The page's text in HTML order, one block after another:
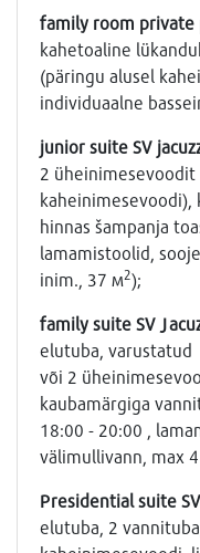
family room private
kahetoaline
(päringu alusel
individuaalne
junior suite SV
2 üheinimesevoodit
kaheinimesevoodi),
hinnas šampanja
lamamistoolid,
inim., 37 м2);
family suite SV
elutuba, varustatud
või 2
kaubamärgiga
18:00 - 20:00 ,
välimullivann, max
Presidentialsuite SV
elutuba, 2